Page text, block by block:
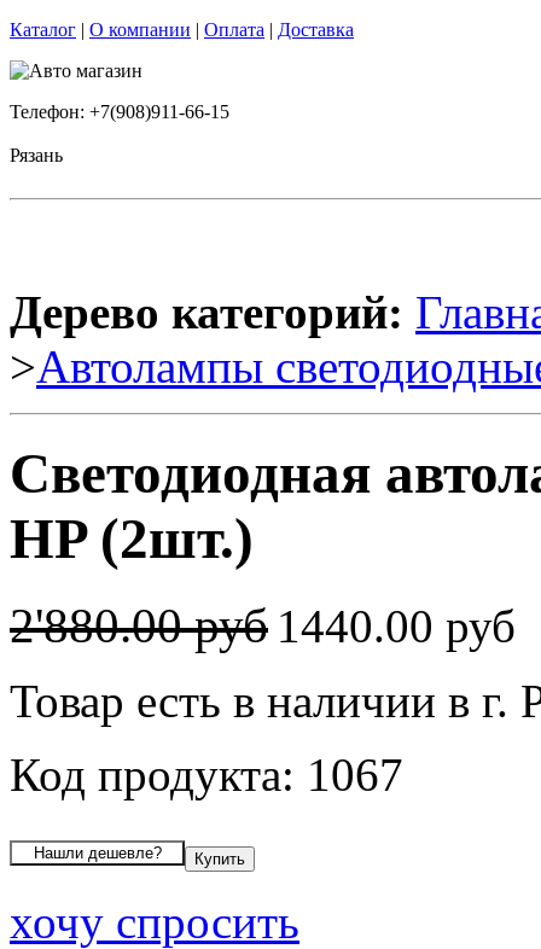
Каталог | О компании | Оплата | Доставка
Телефон: +7(908)911-66-15
Рязань
Дерево категорий:
>Автолампы
Светодиодная
HP (2шт.)
2'880.00 руб 1440.00 руб
Товар есть в наличии в г.
Код продукта: 1067
хочу спросить